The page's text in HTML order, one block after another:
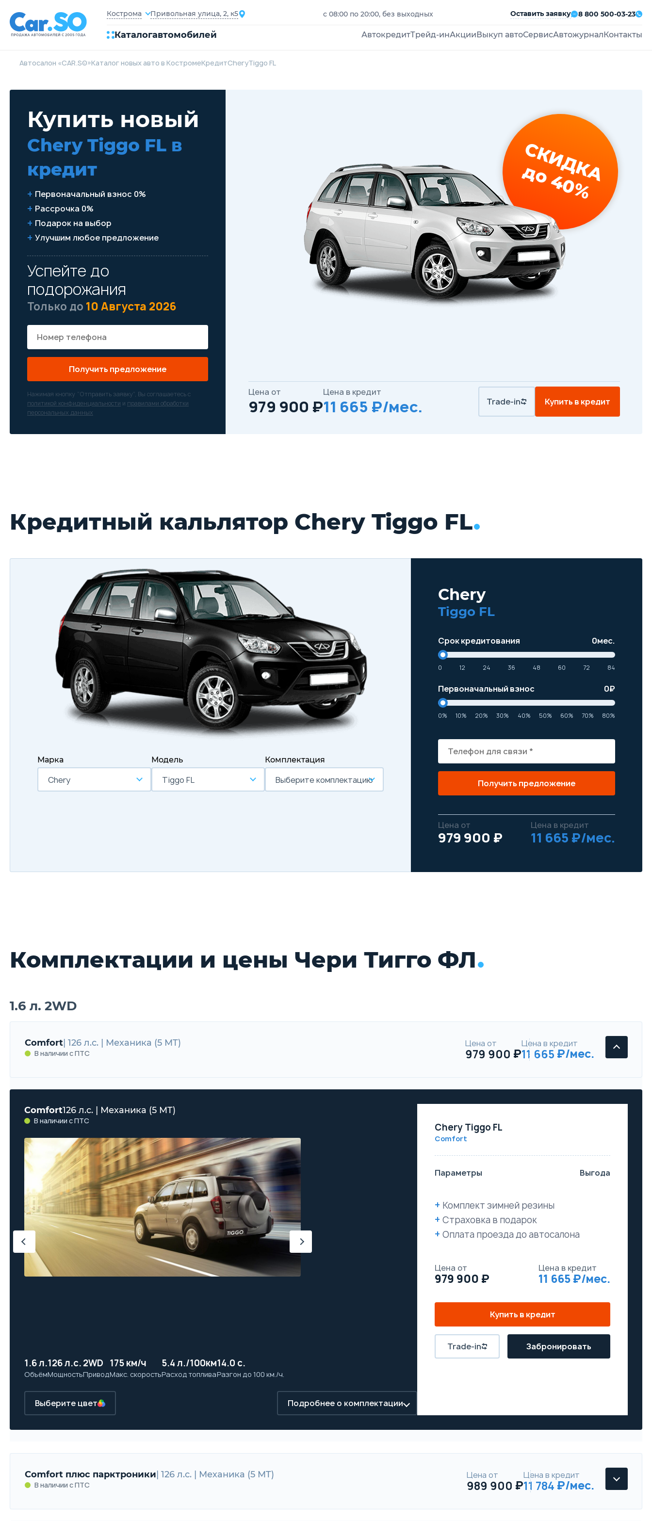
Кострома Привольная улица, 2, к5 с 08:00 по 20:00, без выходных Оставить заявку 8 800 500-03-23
Каталогавтомобилей АвтокредитТрейд-инАкции Выкуп автоСервисАвтожурнал Контакты
Автосалон «CAR.SO»Каталог новых авто в КостромеКредитCheryTiggo FL
Купить новый
Chery Tiggo FL в
кредит
Первоначальный взнос 0%
Рассрочка 0%
Подарок на выбор
Улучшим любое предложение
Успейте до
подорожания
Только до 10 Августа 2026
Получить предложение
Нажимая кнопку “Отправить заявку”, Вы соглашаетесь с
политикой конфиденциальности и правилами обработки
персональных данных
СКИДКА
до 40%
Цена от
979 900 ₽
Цена в кредит
11 665 ₽/мес. Trade-in Купить в кредит
Кредитный кальлятор Chery Tiggo FL
Марка
Chery
Модель
Tiggo FL
Комплектация
Выберите комплектацию
Chery
Tiggo FL
Срок кредитования 0мес.
0 12 24 36 48 60 72 84
Первоначальный взнос 0₽
0% 10% 20% 30% 40% 50% 60% 70% 80%
Получить предложение
Цена от
979 900 ₽
Цена в кредит
11 665 ₽/мес.
Комплектации и цены Чери Тигго ФЛ
1.6 л. 2WD
Comfort | 126 л.с. | Механика (5 MT)
В наличии с ПТС
Цена от
979 900
Цена в кредит
11 665
Comfort126 л.с. | Механика (5 MT)
В наличии с ПТС
1.6 л.
Объём
126 л.с.
Мощность
2WD
Привод
175 км/ч
Макс. скорость
5.4 л./100км
Расход топлива
14.0 с.
Разгон до 100 км./ч.
Выберите цвет Подробнее о комплектации
Chery Tiggo FL
Comfort
Параметры Выгода
Комплект зимней резины
Страховка в подарок
Оплата проезда до автосалона
Цена от
979 900
Цена в кредит
11 665
Купить в кредит
Trade-in Забронировать
Comfort плюс парктроники | 126 л.с. | Механика (5 MT)
В наличии с ПТС
Цена от
989 900
Цена в кредит
11 784